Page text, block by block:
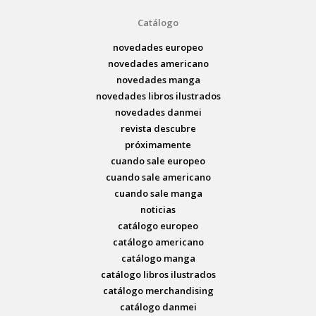
Catálogo
novedades europeo
novedades americano
novedades manga
novedades libros ilustrados
novedades danmei
revista descubre
próximamente
cuando sale europeo
cuando sale americano
cuando sale manga
noticias
catálogo europeo
catálogo americano
catálogo manga
catálogo libros ilustrados
catálogo merchandising
catálogo danmei